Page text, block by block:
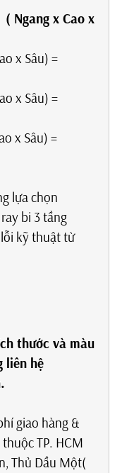
Ngang x Cao x
x Sâu) =
x Sâu) =
x Sâu) =
lựa chọn
bi 3 tầng
kỹ thuật từ
thước và màu
liên hệ
giao hàng &
TP. HCM
Thủ Dầu Một(